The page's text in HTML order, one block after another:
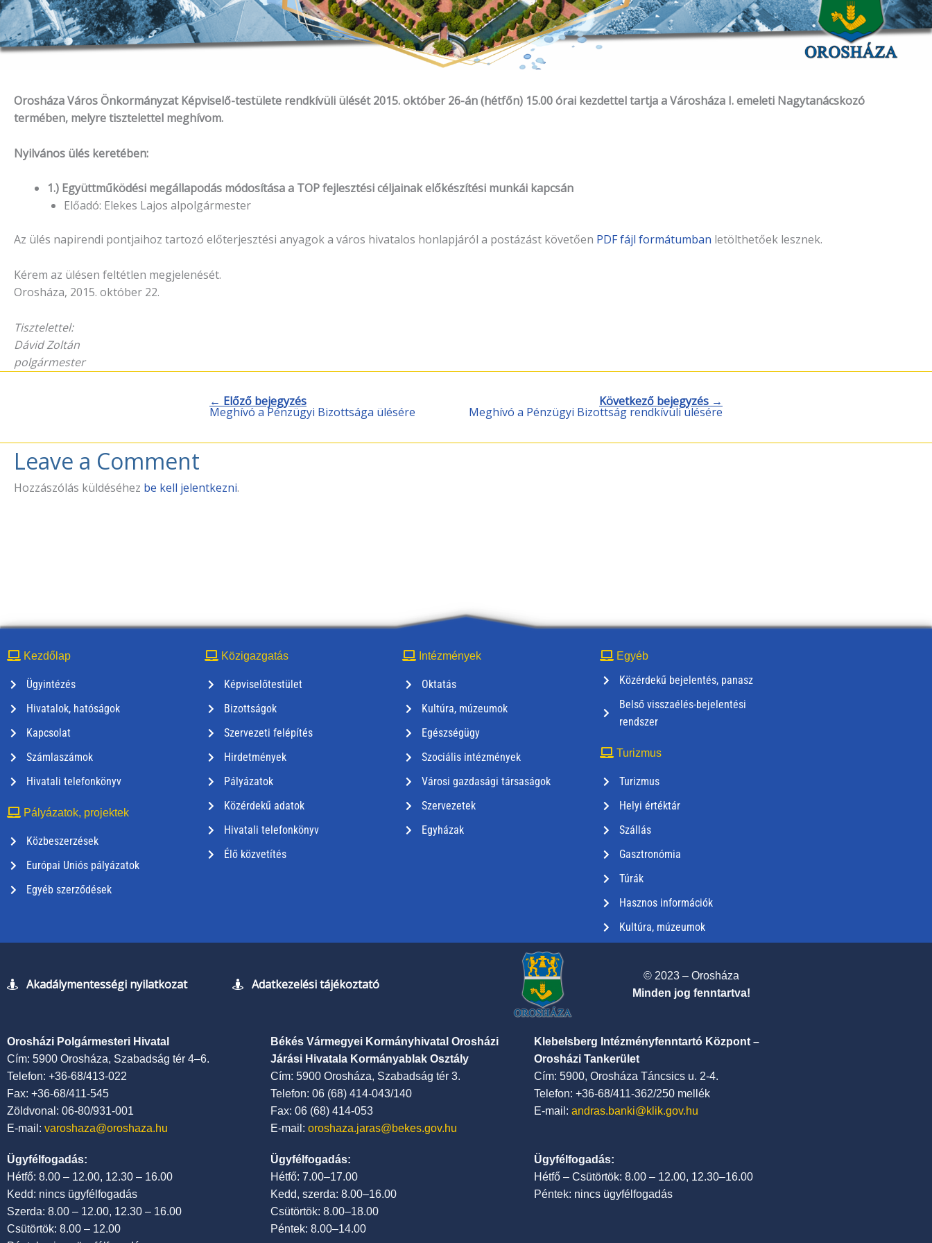
Orosháza Város Önkormányzat Képviselő-testülete rendkívüli ülését 2015. október 26-án (hétfőn) 15.00 órai kezdettel tartja a Városháza I. emeleti Nagytanácskozó
termében, melyre tisztelettel meghívom.
Nyilvános ülés keretében:
1.) Együttműködési megállapodás módosítása a TOP fejlesztési céljainak előkészítési munkái kapcsán
Előadó: Elekes Lajos alpolgármester
Az ülés napirendi pontjaihoz tartozó előterjesztési anyagok a város hivatalos honlapjáról a postázást követően PDF fájl formátumban letölthetőek lesznek.
Kérem az ülésen feltétlen megjelenését.
Orosháza, 2015. október 22.
Tisztelettel:
Dávid Zoltán
polgármester
← Előző bejegyzés
Meghívó a Pénzügyi Bizottsága ülésére
Következő bejegyzés →
Meghívó a Pénzügyi Bizottság rendkívüli ülésére
Leave a Comment
Hozzászólás küldéséhez be kell jelentkezni.
Kezdőlap
Ügyintézés
Hivatalok, hatóságok
Kapcsolat
Számlaszámok
Hivatali telefonkönyv
Pályázatok, projektek
Közbeszerzések
Európai Uniós pályázatok
Egyéb szerződések
Közigazgatás
Képviselőtestület
Bizottságok
Szervezeti felépítés
Hirdetmények
Pályázatok
Közérdekű adatok
Hivatali telefonkönyv
Élő közvetítés
Intézmények
Oktatás
Kultúra, múzeumok
Egészségügy
Szociális intézmények
Városi gazdasági társaságok
Szervezetek
Egyházak
Egyéb
Közérdekű bejelentés, panasz
Belső visszaélés-bejelentési
rendszer
Turizmus
Turizmus
Helyi értéktár
Szállás
Gasztronómia
Túrák
Hasznos információk
Kultúra, múzeumok
Akadálymentességi nyilatkozat Adatkezelési tájékoztató
© 2023 – Orosháza
Minden jog fenntartva!
Orosházi Polgármesteri Hivatal
Cím: 5900 Orosháza, Szabadság tér 4–6.
Telefon: +36-68/413-022
Fax: +36-68/411-545
Zöldvonal: 06-80/931-001
E-mail: varoshaza@oroshaza.hu
Békés Vármegyei Kormányhivatal Orosházi
Járási Hivatala Kormányablak Osztály
Cím: 5900 Orosháza, Szabadság tér 3.
Telefon: 06 (68) 414-043/140
Fax: 06 (68) 414-053
E-mail: oroshaza.jaras@bekes.gov.hu
Klebelsberg Intézményfenntartó Központ –
Orosházi Tankerület
Cím: 5900, Orosháza Táncsics u. 2-4.
Telefon: +36-68/411-362/250 mellék
E-mail: andras.banki@klik.gov.hu
Ügyfélfogadás:
Hétfő: 8.00 – 12.00, 12.30 – 16.00
Kedd: nincs ügyfélfogadás
Szerda: 8.00 – 12.00, 12.30 – 16.00
Csütörtök: 8.00 – 12.00
Ügyfélfogadás:
Hétfő: 7.00–17.00
Kedd, szerda: 8.00–16.00
Csütörtök: 8.00–18.00
Péntek: 8.00–14.00
Ügyfélfogadás:
Hétfő – Csütörtök: 8.00 – 12.00, 12.30–16.00
Péntek: nincs ügyfélfogadás